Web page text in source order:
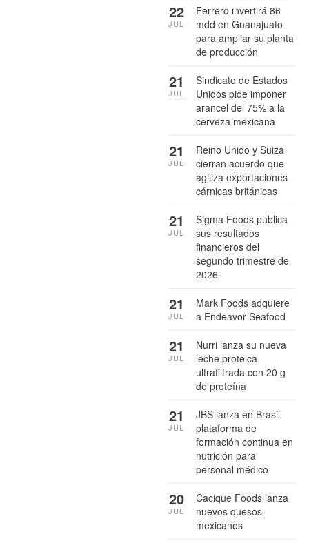
Ferrero invertirá 86
mdd en Guanajuato
para ampliar su planta
de producción
22
JUL
Sindicato de Estados
Unidos pide imponer
arancel del 75% a la
cerveza mexicana
21
JUL
Reino Unido y Suiza
cierran acuerdo que
agiliza exportaciones
cárnicas británicas
21
JUL
Sigma Foods publica
sus resultados
financieros del
segundo trimestre de
2026
21
JUL
Mark Foods adquiere
a Endeavor Seafood
21
JUL
Nurri lanza su nueva
leche proteica
ultrafiltrada con 20 g
de proteína
21
JUL
JBS lanza en Brasil
plataforma de
formación continua en
nutrición para
personal médico
21
JUL
Cacique Foods lanza
nuevos quesos
mexicanos
20
JUL